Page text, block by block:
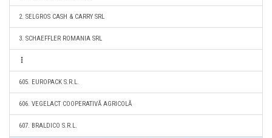
2. SELGROS CASH & CARRY SRL
3. SCHAEFFLER ROMANIA SRL
605. EUROPACK S.R.L.
606. VEGELACT COOPERATIVĂ AGRICOLĂ
607. BRALDICO S.R.L.